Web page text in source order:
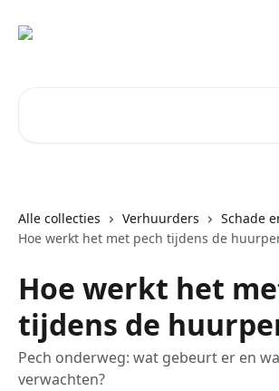
Alle collecties Verhuurders
Schade
Hoe werkt het met pech tijdens de
Hoe werkt het
tijdens de
Pech onderweg: wat gebeurt er en
verwachten?